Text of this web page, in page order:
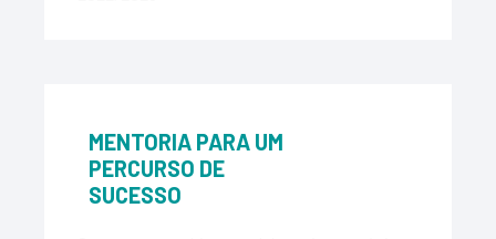
MENTORIA PARA UM
PERCURSO DE
SUCESSO